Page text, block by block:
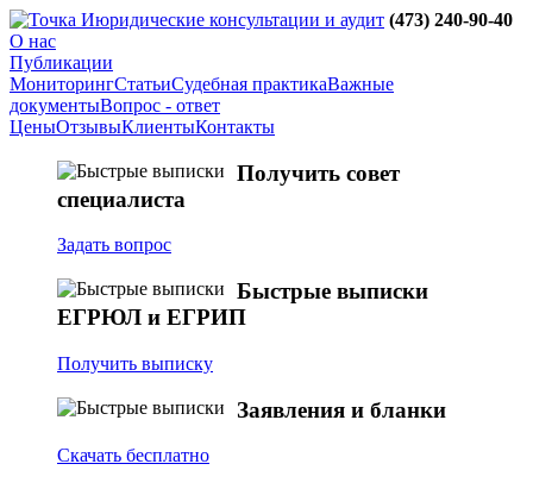
юридические консультации и аудит (473) 240-90-40
О нас
Публикации
МониторингСтатьиСудебная практикаВажные
документыВопрос - ответ
ЦеныОтзывыКлиентыКонтакты
Получить совет
специалиста
Задать вопрос
Быстрые выписки
ЕГРЮЛ и ЕГРИП
Получить выписку
Заявления и бланки
Скачать бесплатно